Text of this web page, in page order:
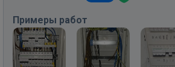
Примеры работ